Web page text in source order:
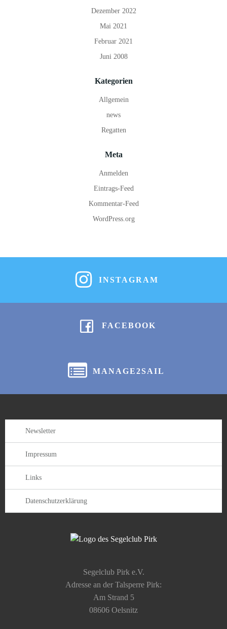
Dezember 2022
Mai 2021
Februar 2021
Juni 2008
Kategorien
Allgemein
news
Regatten
Meta
Anmelden
Eintrags-Feed
Kommentar-Feed
WordPress.org
INSTAGRAM
FACEBOOK
MANAGE2SAIL
Segelclub Pirk e.V.
Adresse an der Talsperre Pirk:
Am Strand 5
08606 Oelsnitz
Newsletter
Impressum
Links
Datenschutzerklärung